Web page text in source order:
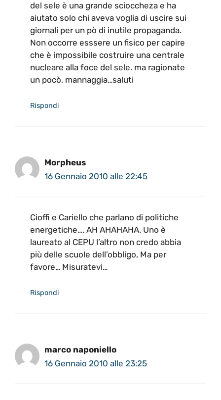
del sele è una grande scioccheza e ha
aiutato solo chi aveva voglia di uscire sui
giornali per un pò di inutile propaganda.
Non occorre esssere un fisico per capire
che è impossibile costruire una centrale
nucleare alla foce del sele. ma ragionate
un pocò, mannaggia…saluti
Rispondi
Morpheus
16 Gennaio 2010 alle 22:45
Cioffi e Cariello che parlano di politiche
energetiche…. AH AHAHAHA. Uno è
laureato al CEPU l’altro non credo abbia
più delle scuole dell’obbligo, Ma per
favore… Misuratevi…
Rispondi
marco naponiello
16 Gennaio 2010 alle 23:25